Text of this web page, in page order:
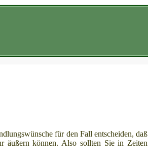
für den Fall entscheiden, daß
äußern können. Also sollten Sie in Zeiten